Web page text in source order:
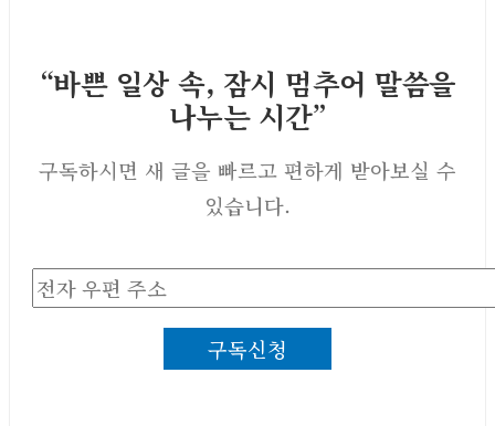
“바쁜 일상 속, 잠시 멈추어 말씀을
나누는 시간”
구독하시면 새 글을 빠르고 편하게 받아보실 수
있습니다.
전
구독신청